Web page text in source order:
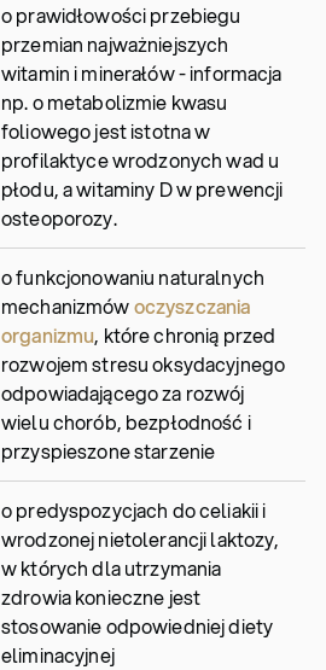
o prawidłowości przebiegu
przemian najważniejszych
witamin i minerałów - informacja
np. o metabolizmie kwasu
foliowego jest istotna w
profilaktyce wrodzonych wad u
płodu, a witaminy D w prewencji
osteoporozy.
o funkcjonowaniu naturalnych
mechanizmówoczyszczania
organizmu, które chronią przed
rozwojem stresu oksydacyjnego
odpowiadającego za rozwój
wielu chorób, bezpłodność i
przyspieszone starzenie
o predyspozycjach do celiakii i
wrodzonej nietolerancji laktozy,
w których dla utrzymania
zdrowia konieczne jest
stosowanie odpowiedniej diety
eliminacyjnej